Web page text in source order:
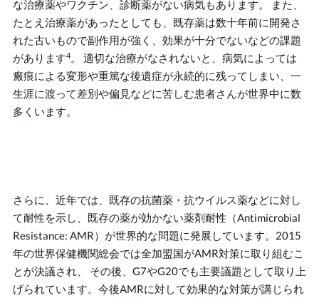
な治療薬やワクチン、診断薬がない病気もあります。 また、
たとえ治療薬があったとしても、既存薬は数十年前に開発さ
れた古いもので副作用が強く、効果が十分でないなどの課題
があります4。 適切な治療がなされないと、病気によっては
瘢痕による変形や重篤な後遺症が永続的に残ってしまい、一
生涯に渡って差別や偏見などに苦しむ患者さんが世界中に数
多くいます。
さらに、近年では、既存の抗菌薬・抗ウイルス薬などに対し
て耐性を示し、既存の薬が効かない薬剤耐性（Antimicrobial
Resistance: AMR）が世界的な問題に発展しています。2015
年の世界保健機関総会では全加盟国がAMR対策に取り組むこ
とが決議され、 その後、G7やG20でも主要議題として取り上
げられています。今後AMRに対して効果的な対策が講じられ